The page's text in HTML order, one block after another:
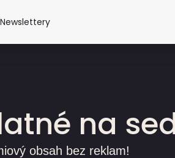
Newslettery
na
obsah bez reklam!